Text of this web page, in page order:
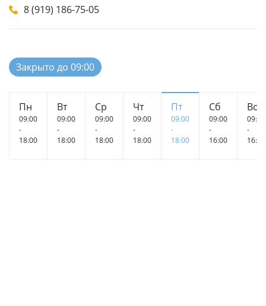
8 (919) 186-75-05
Закрыто до 09:00
Пн
09:00
-
18:00
Вт
09:00
-
18:00
Ср
09:00
-
18:00
Чт
09:00
-
18:00
Пт
09:00
-
18:00
Сб
09:00
-
16:00
Вс
09:00
-
16:00